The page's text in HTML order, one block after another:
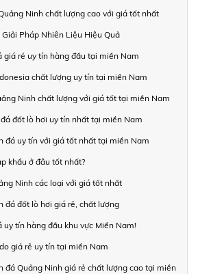
Ninh chất lượng cao với giá tốt nhất
Pháp Nhiên Liệu Hiệu Quả
giá rẻ uy tín hàng đầu tại miền Nam
chất lượng uy tín tại miền Nam
Ninh chất lượng với giá tốt tại miền Nam
đốt lò hơi uy tín nhất tại miền Nam
đá uy tín với giá tốt nhất tại miền Nam
khẩu ở đâu tốt nhất?
Ninh các loại với giá tốt nhất
đá đốt lò hơi giá rẻ, chất lượng
uy tín hàng đầu khu vực Miền Nam!
giá rẻ uy tín tại miền Nam
đá Quảng Ninh giá rẻ chất lượng cao tại miền